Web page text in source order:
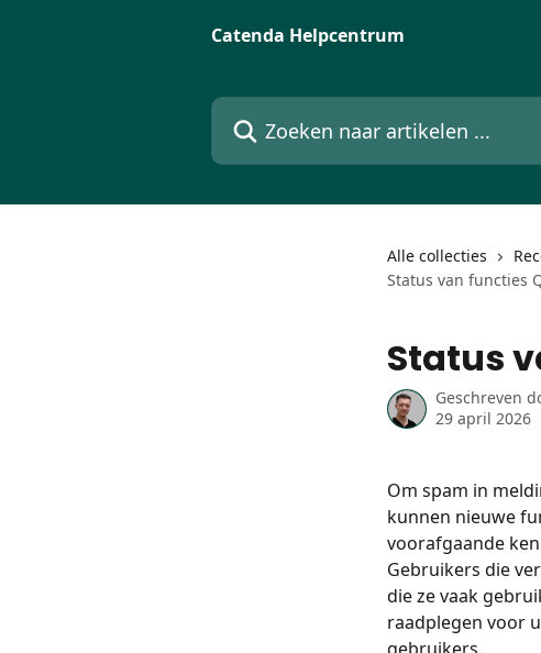
Catenda Helpcentrum
Zoeken naar artikelen ...
Alle collecties
Status van functies
Status
Geschreven
29 april 2026
Om spam in
kunnen nieuwe
voorafgaande
Gebruikers die
die ze vaak
raadplegen voor